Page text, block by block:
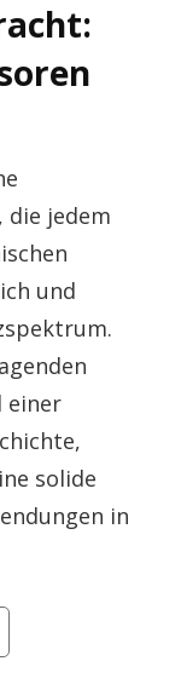
die jedem
und
einer
solide
in